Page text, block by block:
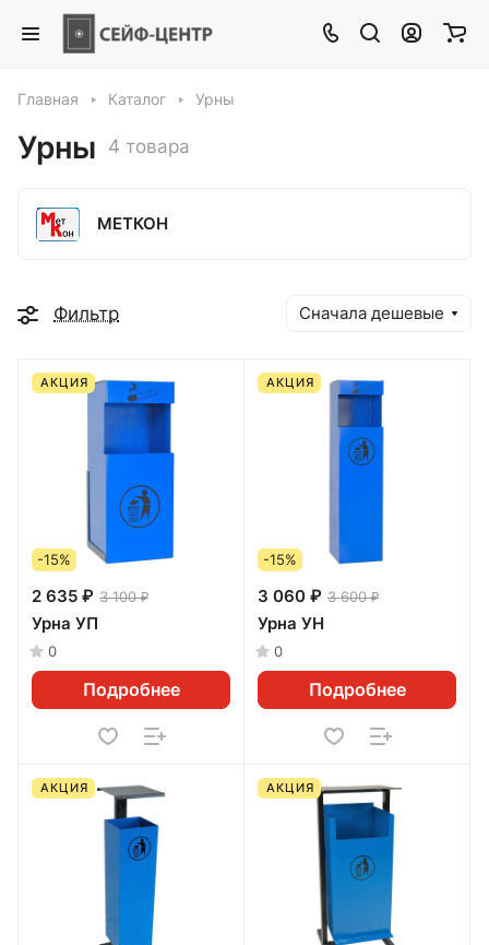
Главная Каталог Урны
Урны 4 товара
МЕТКОН
Фильтр Сначала дешевые
АКЦИЯ
-15%
2 635 ₽ 3 100 ₽
Урна УП
0
Подробнее
АКЦИЯ
-15%
3 060 ₽ 3 600 ₽
Урна УН
0
Подробнее
АКЦИЯ АКЦИЯ